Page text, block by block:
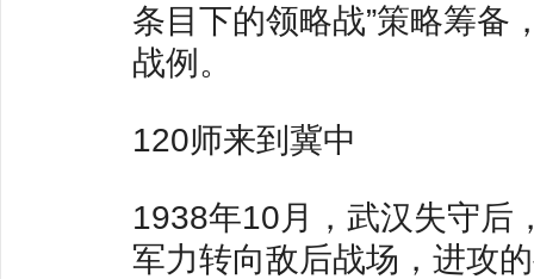
条目下的领略战”策略筹备
战例。
120师来到冀中
1938年10月，武汉失守后
军力转向敌后战场，进攻